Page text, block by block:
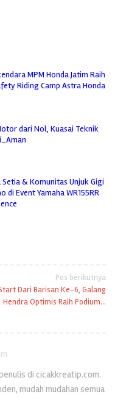
MPM Honda Jatim Raih
Riding Camp Astra Honda
dari Nol, Kuasai Teknik
& Komunitas Unjuk Gigi
di Event Yamaha WR155RR
Pos berikutnya
Dari Barisan Ke-6, Galang
Hendra Optimis Raih Podium…
di cicakkreatip.com.
mudah mudahan semua